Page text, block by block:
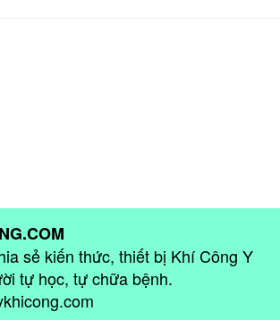
sẻ kiến thức, thiết bị Khí Công Y
tự học, tự chữa bệnh.